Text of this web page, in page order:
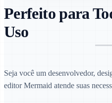
Perfeito para
Uso
Seja você um desenvolvedor,
editor Mermaid atende suas